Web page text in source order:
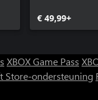
€ 49,99+
XBOX Game Pass
Store-ondersteuning